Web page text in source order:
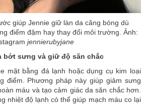
giúp Jennie giữ làn da căng bóng dù
điểm đậm hay thay đổi môi trường. Ảnh:
jennierubyjane
bớt sưng và giữ độ săn chắc
mặt bằng đá lạnh hoặc dụng cụ kim loại
điểm. Phương pháp này giúp giảm sưng
máu và tạo cảm giác da săn chắc hơn.
nhiệt độ lạnh có thể giúp mạch máu co lại